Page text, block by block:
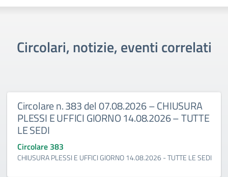
Circolari, notizie, eventi correlati
Circolare n. 383 del 07.08.2026 – CHIUSURA
PLESSI E UFFICI GIORNO 14.08.2026 – TUTTE
LE SEDI
Circolare 383
CHIUSURA PLESSI E UFFICI GIORNO 14.08.2026 - TUTTE LE SEDI